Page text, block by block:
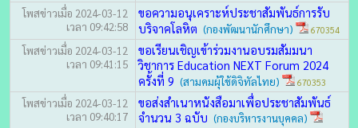
โพสข่าวเมื่อ 2024-03-12
เวลา 09:42:58
ขอความอนุเคราะห์ประชาสัมพันธ์การรับ
บริจาคโลหิต (กองพัฒนานักศึกษา) 670354
โพสข่าวเมื่อ 2024-03-12
เวลา 09:41:15
ขอเรียนเชิญเข้าร่วมงานอบรมสัมมนา
วิชาการ Education NEXT Forum 2024
ครั้งที่ 9 (สามคมผุ้ใช้ดิจิทัลไทย) 670353
โพสข่าวเมื่อ 2024-03-12
เวลา 09:40:17
ขอส่งสำเนาหนังสือมาเพื่อประชาสัมพันธ์
จำนวน 3 ฉบับ (กองบริหารงานบุคคล)